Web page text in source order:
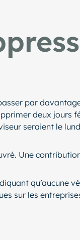
par
deux jours
seraient le
Une
qu’aucune
sur les